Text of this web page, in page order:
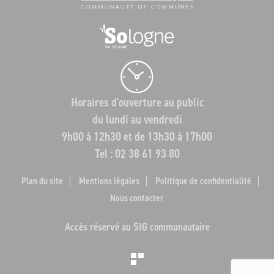
Horaires d'ouverture au public
du lundi au vendredi
9h00 à 12h30 et de 13h30 à 17h00
Tel : 02 38 61 93 80
Plan du site Mentions légales
Politique de confidentialité
Nous contacter
Accès réservé au SIG communautaire